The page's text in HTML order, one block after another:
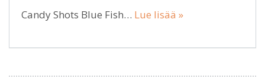
Candy Shots Blue Fish… Lue lisää »